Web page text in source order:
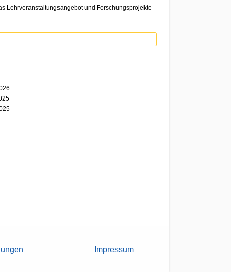
Lehrveranstaltungsangebot und Forschungsprojekte
Impressum